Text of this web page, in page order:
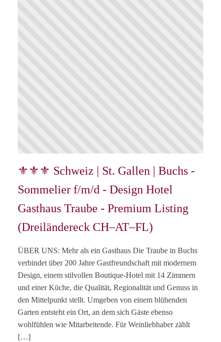
⚜⚜⚜ Schweiz | St. Gallen | Buchs -
Sommelier f/m/d - Design Hotel
Gasthaus Traube - Premium Listing
(Dreiländereck CH–AT–FL)
ÜBER UNS: Mehr als ein Gasthaus Die Traube in Buchs
verbindet über 200 Jahre Gastfreundschaft mit modernem
Design, einem stilvollen Boutique-Hotel mit 14 Zimmern
und einer Küche, die Qualität, Regionalität und Genuss in
den Mittelpunkt stellt. Umgeben von einem blühenden
Garten entsteht ein Ort, an dem sich Gäste ebenso
wohlfühlen wie Mitarbeitende. Für Weinliebhaber zählt
[…]